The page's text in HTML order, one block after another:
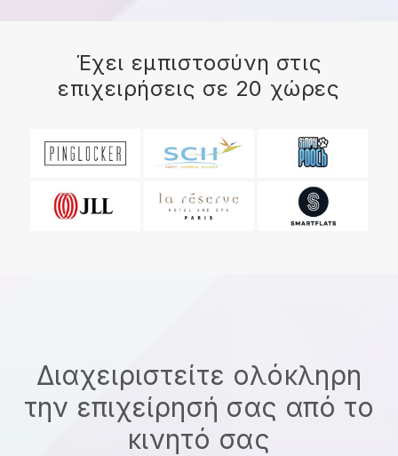
Έχει εμπιστοσύνη στις
επιχειρήσεις σε 20 χώρες
Διαχειριστείτε ολόκληρη
την επιχείρησή σας από το
κινητό σας